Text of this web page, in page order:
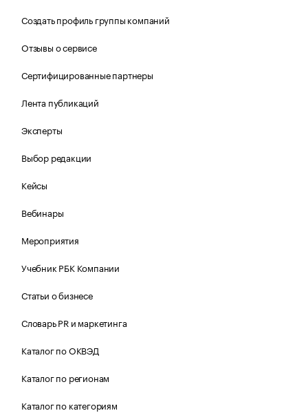
Создать профиль группы компаний
Отзывы о сервисе
Сертифицированные партнеры
Лента публикаций
Эксперты
Выбор редакции
Кейсы
Вебинары
Мероприятия
Учебник РБК Компании
Статьи о бизнесе
Словарь PR и маркетинга
Каталог по ОКВЭД
Каталог по регионам
Каталог по категориям